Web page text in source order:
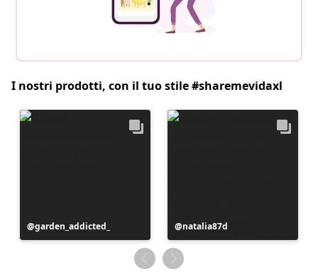
I nostri prodotti, con il tuo stile #sharemevidaxl
Post
pubblicato
garden_addicted_
Post
pubblicato
da
natalia87d